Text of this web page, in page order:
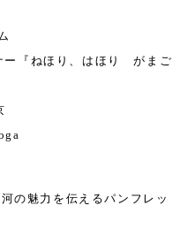
ム
ー『ねほり、はほり がまご
の魅力を伝えるパンフレッ